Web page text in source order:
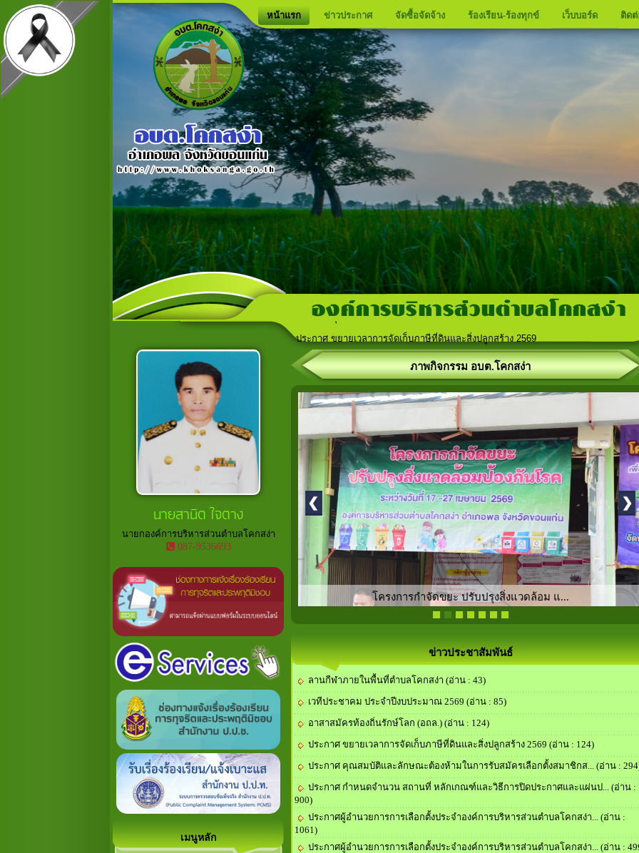
หน้าแรก ข่าวประกาศ จัดซื้อจัดจ้าง ร้องเรียน-ร้องทุกข์ เว็บบอร์ด ติดต่
ลานกีฬาภายในพื้นที่ตำบลโคกสง่า
เวทีประชาคม ประจำปีงบประมาณ 2569
อาสาสมัครท้องถิ่นรักษ์โลก (อถล.)
ประกาศ ขยายเวลาการจัดเก็บภาษีที่ดินและสิ่งปลูกสร้าง 2569
นายสานิต ใจตาง
นายกองค์การบริหารส่วนตำบลโคกสง่า
087-9536693
เมนูหลัก
ภาพกิจกรรม อบต.โคกสง่า
กิจกรรมบริการฉีดวัคซีนป้องกันพิษสุนัขบ้า
ข่าวประชาสัมพันธ์
ลานกีฬาภายในพื้นที่ตำบลโคกสง่า (อ่าน : 43)
เวทีประชาคม ประจำปีงบประมาณ 2569 (อ่าน : 85)
อาสาสมัครท้องถิ่นรักษ์โลก (อถล.) (อ่าน : 124)
ประกาศ ขยายเวลาการจัดเก็บภาษีที่ดินและสิ่งปลูกสร้าง 2569 (อ่าน : 124)
ประกาศ คุณสมบัติและลักษณะต้องห้ามในการรับสมัครเลือกตั้งสมาชิกส... (อ่าน :
ประกาศ กำหนดจำนวน สถานที่ หลักเกณฑ์และวิธีการปิดประกาศและแผ่นป... (อ่าน :
900)
ประกาศผู้อำนวยการการเลือกตั้งประจำองค์การบริหารส่วนตำบลโคกสง่า... (อ่าน :
1061)
ประกาศผู้อำนวยการการเลือกตั้งประจำองค์การบริหารส่วนตำบลโคกสง่า... (อ่าน :